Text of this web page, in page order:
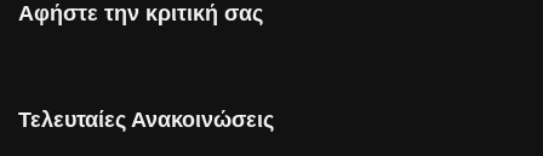
Αφήστε την κριτική σας
Τελευταίες Ανακοινώσεις